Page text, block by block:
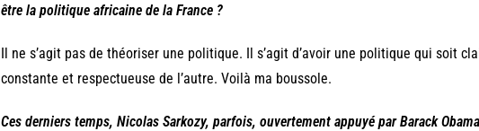
être la politique africaine de la France ?
Il ne s’agit pas de théoriser une politique. Il s’agit d’avoir une politique qui soit
constante et respectueuse de l’autre. Voilà ma boussole.
Ces derniers temps, Nicolas Sarkozy, parfois, ouvertement appuyé par Barack